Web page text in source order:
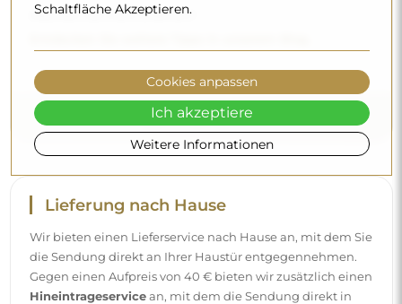
Möchten Sie mehr erfahren?
Lieferung nach Hause
Wir bieten einen Lieferservice nach Hause an, mit dem Sie
die Sendung direkt an Ihrer Haustür entgegennehmen.
Gegen einen Aufpreis von 40 € bieten wir zusätzlich einen
Hineintrageservicean, mit dem die Sendung direkt in
Schaltfläche Akzeptieren.
Weitere Informationen
Cookies anpassen
Ich akzeptiere